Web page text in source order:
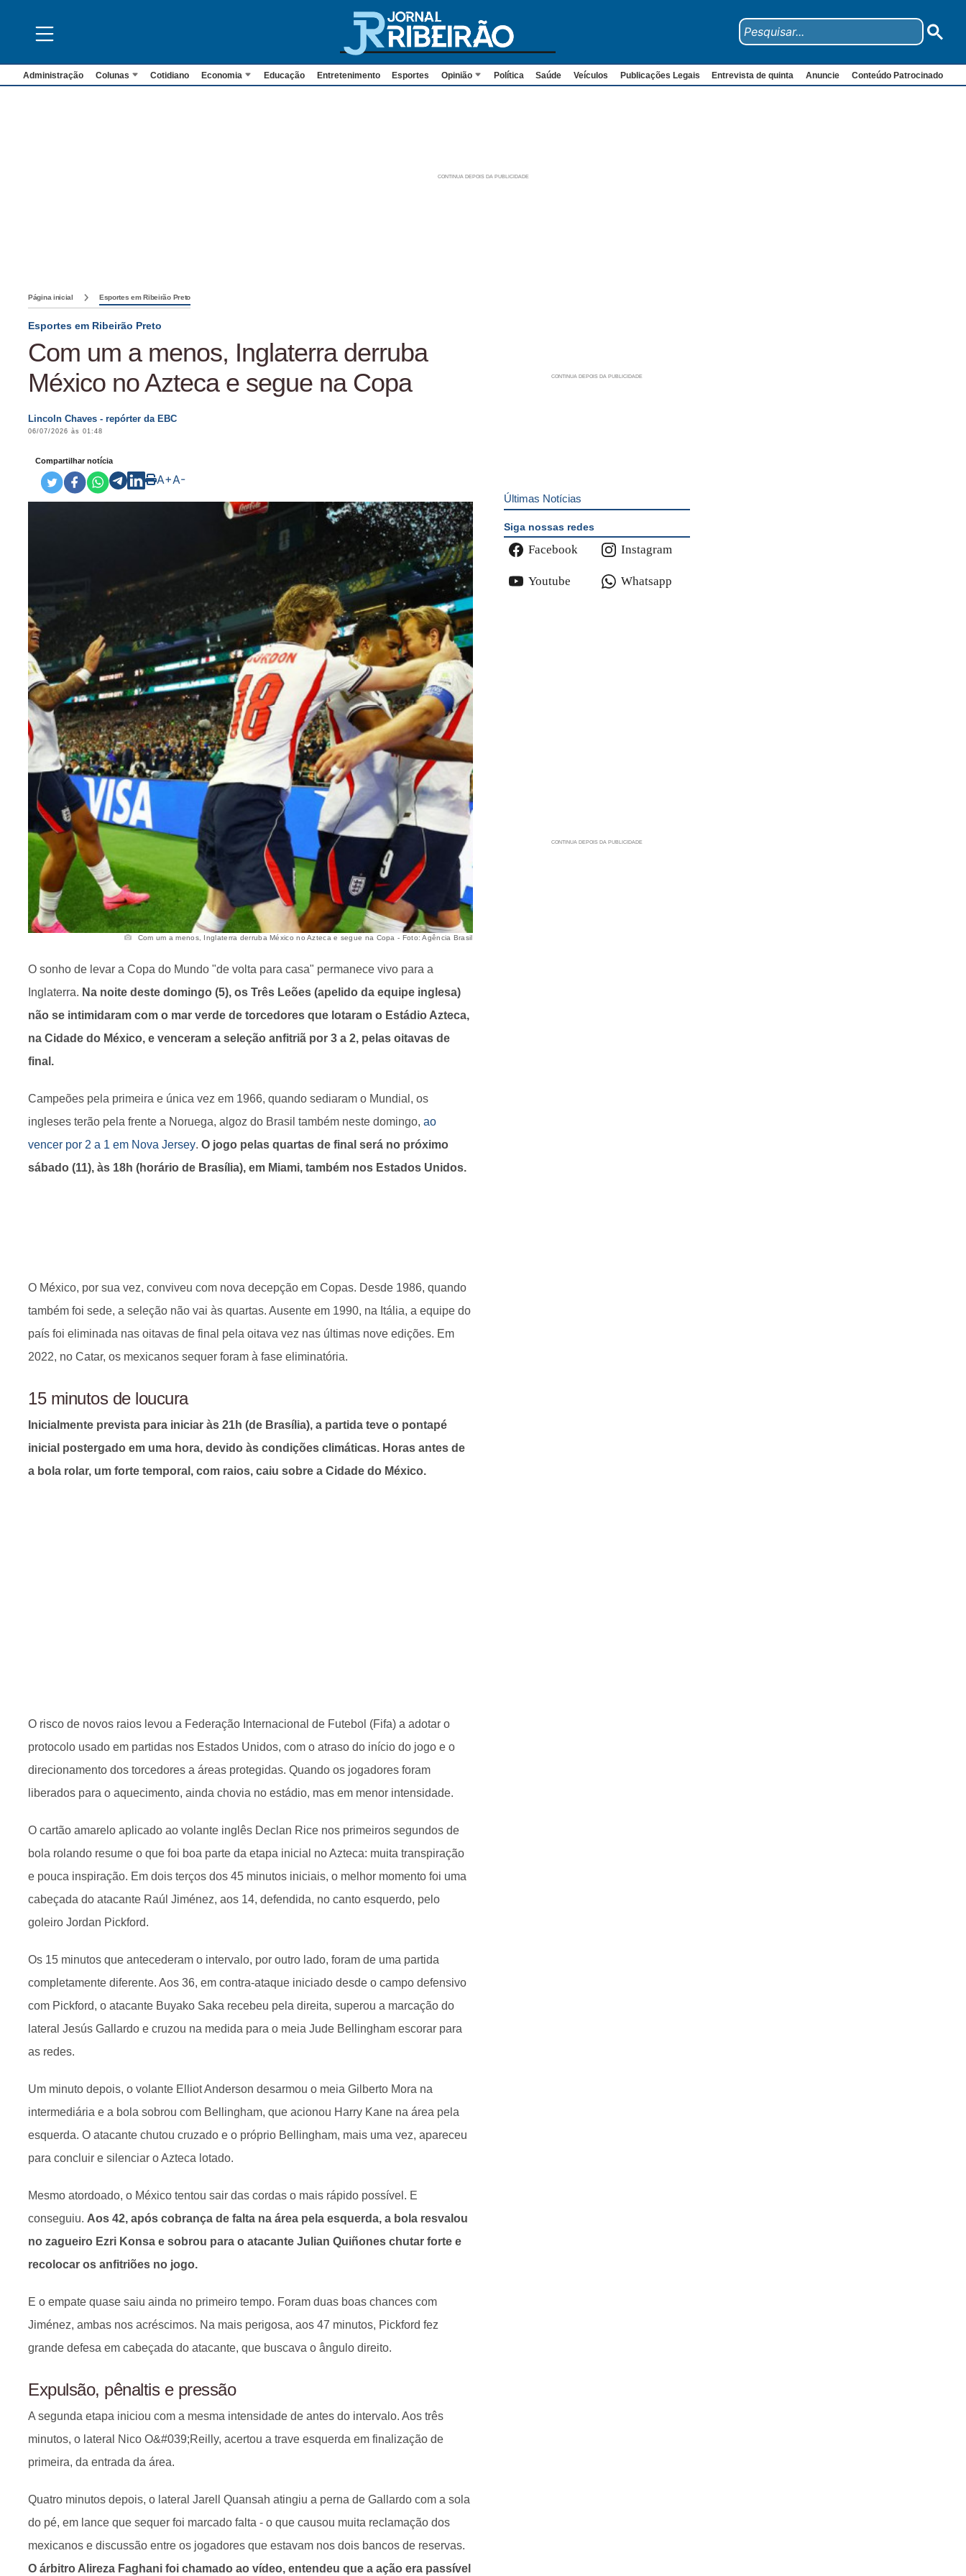
Administração Colunas Cotidiano Economia Educação Entretenimento Esportes Opinião Política Saúde Veículos Publicações Legais Entrevista de quinta Anuncie Conteúdo Patrocinado
Página inicial Esportes em Ribeirão Preto
Esportes em Ribeirão Preto
Com um a menos, Inglaterra derruba
México no Azteca e segue na Copa
Lincoln Chaves - repórter da EBC
06/07/2026 às 01:48
Compartilhar notícia
A+A-
Com um a menos, Inglaterra derruba México no Azteca e segue na Copa - Foto: Agência Brasil
O sonho de levar a Copa do Mundo "de volta para casa" permanece vivo para a
Inglaterra. Na noite deste domingo (5), os Três Leões (apelido da equipe inglesa)
não se intimidaram com o mar verde de torcedores que lotaram o Estádio Azteca,
na Cidade do México, e venceram a seleção anfitriã por 3 a 2, pelas oitavas de
final.
Campeões pela primeira e única vez em 1966, quando sediaram o Mundial, os
ingleses terão pela frente a Noruega, algoz do Brasil também neste domingo, ao
vencer por 2 a 1 em Nova Jersey. O jogo pelas quartas de final será no próximo
sábado (11), às 18h (horário de Brasília), em Miami, também nos Estados Unidos.
O México, por sua vez, conviveu com nova decepção em Copas. Desde 1986, quando
também foi sede, a seleção não vai às quartas. Ausente em 1990, na Itália, a equipe do
país foi eliminada nas oitavas de final pela oitava vez nas últimas nove edições. Em
2022, no Catar, os mexicanos sequer foram à fase eliminatória.
15 minutos de loucura
Inicialmente prevista para iniciar às 21h (de Brasília), a partida teve o pontapé
inicial postergado em uma hora, devido às condições climáticas. Horas antes de
a bola rolar, um forte temporal, com raios, caiu sobre a Cidade do México.
O risco de novos raios levou a Federação Internacional de Futebol (Fifa) a adotar o
protocolo usado em partidas nos Estados Unidos, com o atraso do início do jogo e o
direcionamento dos torcedores a áreas protegidas. Quando os jogadores foram
liberados para o aquecimento, ainda chovia no estádio, mas em menor intensidade.
O cartão amarelo aplicado ao volante inglês Declan Rice nos primeiros segundos de
bola rolando resume o que foi boa parte da etapa inicial no Azteca: muita transpiração
e pouca inspiração. Em dois terços dos 45 minutos iniciais, o melhor momento foi uma
cabeçada do atacante Raúl Jiménez, aos 14, defendida, no canto esquerdo, pelo
goleiro Jordan Pickford.
Os 15 minutos que antecederam o intervalo, por outro lado, foram de uma partida
completamente diferente. Aos 36, em contra-ataque iniciado desde o campo defensivo
com Pickford, o atacante Buyako Saka recebeu pela direita, superou a marcação do
lateral Jesús Gallardo e cruzou na medida para o meia Jude Bellingham escorar para
as redes.
Um minuto depois, o volante Elliot Anderson desarmou o meia Gilberto Mora na
intermediária e a bola sobrou com Bellingham, que acionou Harry Kane na área pela
esquerda. O atacante chutou cruzado e o próprio Bellingham, mais uma vez, apareceu
para concluir e silenciar o Azteca lotado.
Mesmo atordoado, o México tentou sair das cordas o mais rápido possível. E
conseguiu. Aos 42, após cobrança de falta na área pela esquerda, a bola resvalou
no zagueiro Ezri Konsa e sobrou para o atacante Julian Quiñones chutar forte e
recolocar os anfitriões no jogo.
E o empate quase saiu ainda no primeiro tempo. Foram duas boas chances com
Jiménez, ambas nos acréscimos. Na mais perigosa, aos 47 minutos, Pickford fez
grande defesa em cabeçada do atacante, que buscava o ângulo direito.
Expulsão, pênaltis e pressão
A segunda etapa iniciou com a mesma intensidade de antes do intervalo. Aos três
minutos, o lateral Nico O&#039;Reilly, acertou a trave esquerda em finalização de
primeira, da entrada da área.
Quatro minutos depois, o lateral Jarell Quansah atingiu a perna de Gallardo com a sola
do pé, em lance que sequer foi marcado falta - o que causou muita reclamação dos
mexicanos e discussão entre os jogadores que estavam nos dois bancos de reservas.
O árbitro Alireza Faghani foi chamado ao vídeo, entendeu que a ação era passível
Últimas Notícias
Siga nossas redes
Facebook Instagram
Youtube Whatsapp